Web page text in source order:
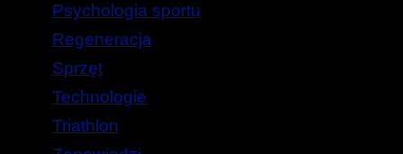
Psychologia sportu
Regeneracja
Sprzęt
Technologie
Triathlon